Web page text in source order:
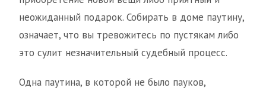
неожиданный подарок. Собирать в доме паутину,
означает, что вы тревожитесь по пустякам либо
это сулит незначительный судебный процесс.
Одна паутина, в которой не было пауков,